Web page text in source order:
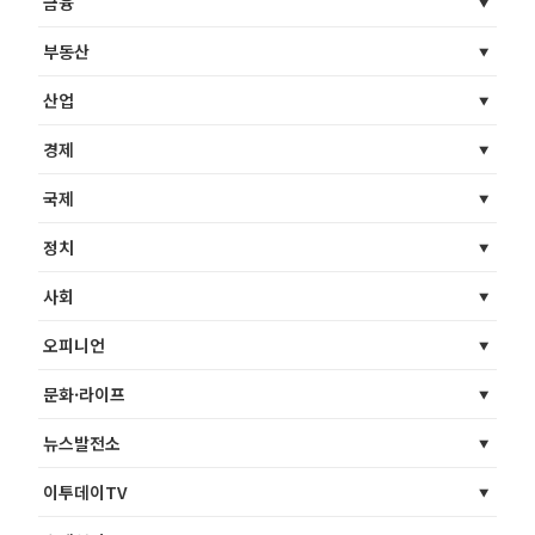
부동산
산업
경제
국제
정치
사회
오피니언
문화·라이프
뉴스발전소
이투데이TV